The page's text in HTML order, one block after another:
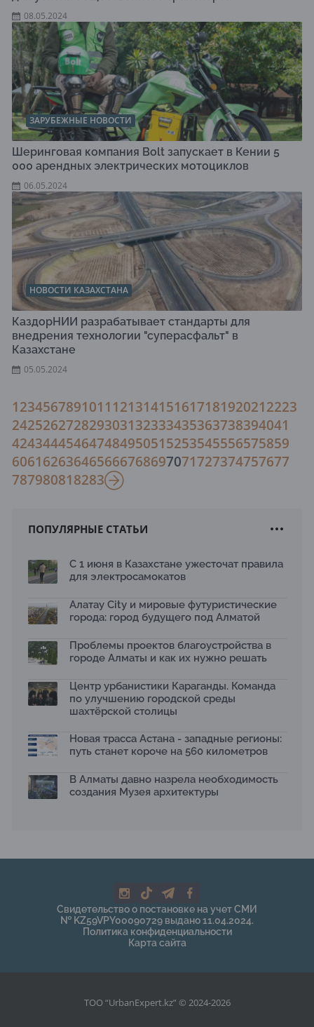
08.05.2024
ЗАРУБЕЖНЫЕ НОВОСТИ
Шеринговая компания Bolt запускает в Кении 5
000 арендных электрических мотоциклов
06.05.2024
НОВОСТИ КАЗАХСТАНА
КаздорНИИ разрабатывает стандарты для
внедрения технологии "суперасфальт" в
Казахстане
05.05.2024
1234567891011121314151617181920212223
242526272829303132333435363738394041
424344454647484950515253545556575859
606162636465666768697071727374757677
787980818283
ПОПУЛЯРНЫЕ СТАТЬИ
С 1 июня в Казахстане ужесточат правила
для электросамокатов
Алатау City и мировые футуристические
города: город будущего под Алматой
Проблемы проектов благоустройства в
городе Алматы и как их нужно решать
Центр урбанистики Караганды. Команда
по улучшению городской среды
шахтёрской столицы
Новая трасса Астана - западные регионы:
путь станет короче на 560 километров
В Алматы давно назрела необходимость
создания Музея архитектуры
Свидетельство о постановке на учет СМИ
№ KZ59VPY00090729 выдано 11.04.2024.
Политика конфиденциальности
Карта сайта
ТОО “UrbanExpert.kz” © 2024-2026